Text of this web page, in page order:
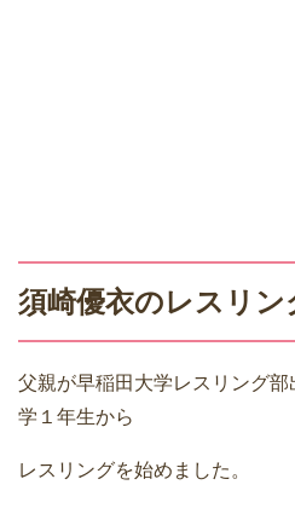
須崎優衣のレスリン
父親が早稲田大学レスリング
学１年生から
レスリングを始めました。